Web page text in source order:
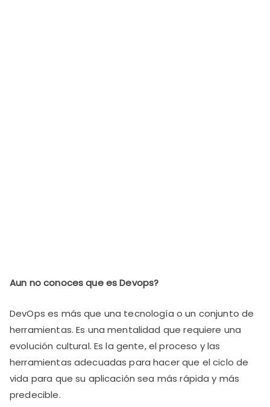
Aun no conoces que es Devops?
DevOps es más que una tecnología o un conjunto de
herramientas. Es una mentalidad que requiere una
evolución cultural. Es la gente, el proceso y las
herramientas adecuadas para hacer que el ciclo de
vida para que su aplicación sea más rápida y más
predecible.